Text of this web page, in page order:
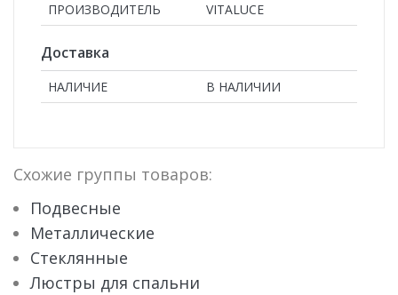
ПРОИЗВОДИТЕЛЬ VITALUCE
Доставка
НАЛИЧИЕ В НАЛИЧИИ
Схожие группы товаров:
Подвесные
Металлические
Стеклянные
Люстры для спальни